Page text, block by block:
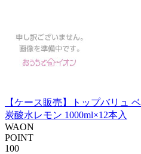
【ケース販売】トップバリュ
炭酸水レモン 1000ml×12本入
WAON
POINT
100